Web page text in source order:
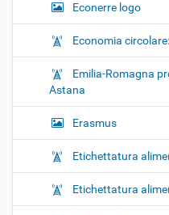
Econerre logo
Economia
Emilia-Romagna
Astana
Erasmus
Etichettatura
Etichettatura